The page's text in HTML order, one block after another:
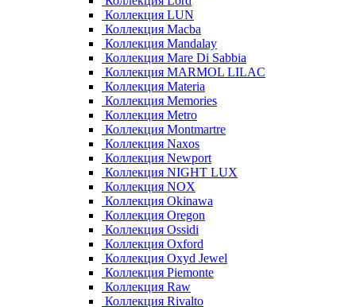
Коллекция LUN
Коллекция Macba
Коллекция Mandalay
Коллекция Mare Di Sabbia
Коллекция MARMOL LILAC
Коллекция Materia
Коллекция Memories
Коллекция Metro
Коллекция Montmartre
Коллекция Naxos
Коллекция Newport
Коллекция NIGHT LUX
Коллекция NOX
Коллекция Okinawa
Коллекция Oregon
Коллекция Ossidi
Коллекция Oxford
Коллекция Oxyd Jewel
Коллекция Piemonte
Коллекция Raw
Коллекция Rivalto